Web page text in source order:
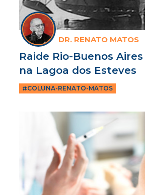
DR. RENATO MATOS
Raide Rio-Buenos
na Lagoa dos Esteves
#COLUNA-RENATO-MATOS